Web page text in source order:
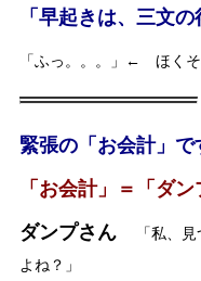
「早起きは、三文の
「ふっ。。。」← ほくそ
緊張の「お会計」で
「お会計」＝「ダ
ダンプさん
「私、
よね？」